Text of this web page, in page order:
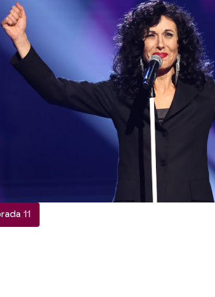
Luxe
cantará a ritmo de mariachi
nombre propio de la noche será el
el que se meteráDavid Bustamante.
Como guinda, el próximo
visitas. Por una parte, Juanra Bonet
amigo traer para ser Héctor y Tito.
enfrentará a un Original y copia
También está siendo un clásico
en cada gala. Esta vez le ha tocado
Verka Serduchka. ¡Descubre
11